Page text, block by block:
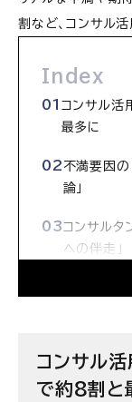
割など、コンサル活
Index
コンサル活
最多に
不満要因の
論」
コンサルタ
への伴走」
まとめ：
コンサル活
で約8割と